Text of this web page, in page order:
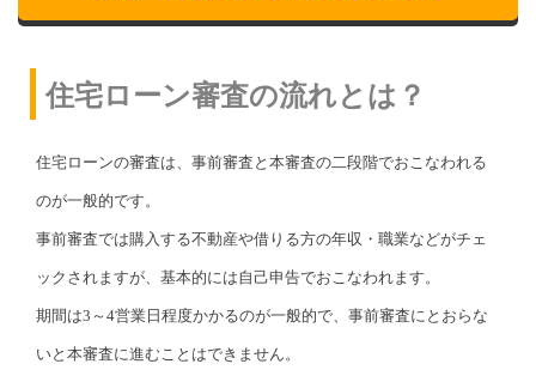
住宅ローン審査の流れとは？
住宅ローンの審査は、事前審査と本審査の二段階でおこなわれる
のが一般的です。
事前審査では購入する不動産や借りる方の年収・職業などがチェ
ックされますが、基本的には自己申告でおこなわれます。
期間は3～4営業日程度かかるのが一般的で、事前審査にとおらな
いと本審査に進むことはできません。